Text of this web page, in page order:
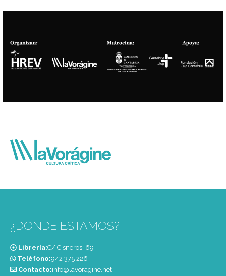
¿DONDE ESTAMOS?
Librería:C/ Cisneros, 69
Teléfono:‭942 375 226‬
Contacto:info@lavoragine.net